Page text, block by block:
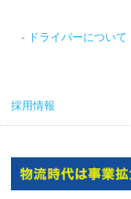
ドライバーについて
採用情報